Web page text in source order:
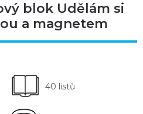
blok Udělám si
a magnetem
40 listů